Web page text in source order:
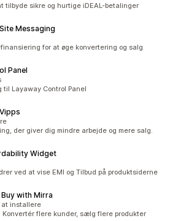
tilbyde sikre og hurtige iDEAL-betalinger
Messaging
for at øge konvertering og salg
Panel
til Layaway Control Panel
der giver dig mindre arbejde og mere salg.
Widget
ved at vise EMI og Tilbud på produktsiderne
with Mirra
at installere
Konvertér flere kunder, sælg flere produkter